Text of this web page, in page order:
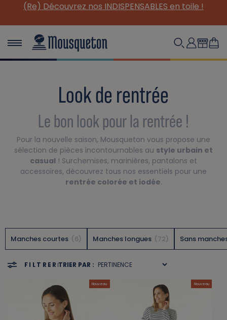
(Re) Découvrez nos INDISPENSABLES en toile !
Look de rentrée
Le bon look pour la rentrée !
Pour la nouvelle saison, Mousqueton vous propose une
sélection de pièces incontournables au style urbain et
casual ! Surchemises, marinières, pantalons et
accessoires, découvrez tous nos essentiels pour une
rentrée colorée et iodée.
Manches courtes 6 Manches longues 72 Sans
FILTRER TRIER PAR :
Nouveau Nouveau